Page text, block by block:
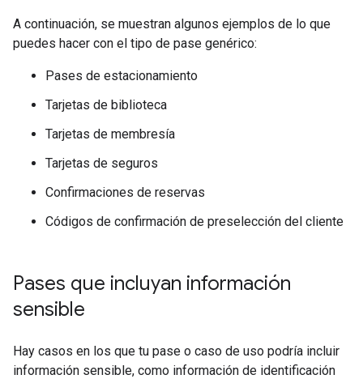
A continuación, se muestran algunos ejemplos de lo que
puedes hacer con el tipo de pase genérico:
Pases de estacionamiento
Tarjetas de biblioteca
Tarjetas de membresía
Tarjetas de seguros
Confirmaciones de reservas
Códigos de confirmación de preselección del cliente
Pases que incluyan información
sensible
Hay casos en los que tu pase o caso de uso podría incluir
información sensible, como información de identificación